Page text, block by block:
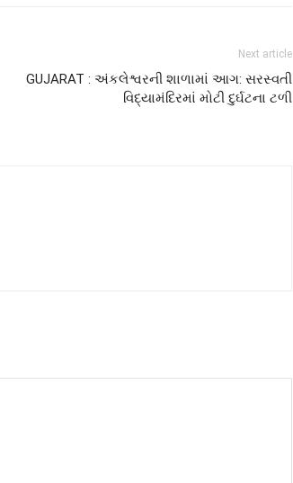
Next article
GUJARAT : અંકલેશ્વરની શાળામાં આગ: સરસ્વતી
વિદ્યામંદિરમાં મોટી દુર્ઘટના ટળી